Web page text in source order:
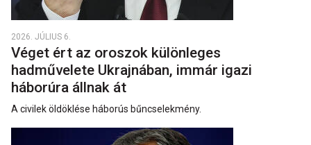
2026. JÚLIUS 6.
Véget ért az oroszok különleges
hadművelete Ukrajnában, immár igazi
háborúra állnak át
A civilek öldöklése háborús bűncselekmény.